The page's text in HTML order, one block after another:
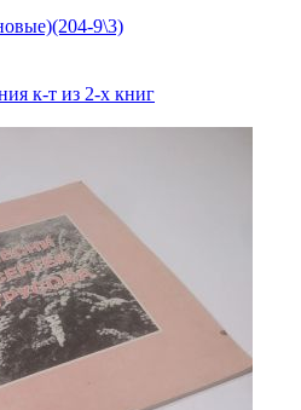
9\3)
к-т из 2-х книг